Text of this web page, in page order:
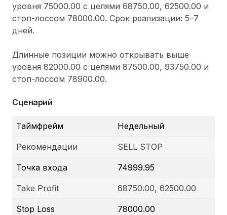
уровня 75000.00 с целями 68750.00, 62500.00 и
стоп-лоссом 78000.00. Срок реализации: 5–7
дней.
Длинные позиции можно открывать выше
уровня 82000.00 с целями 87500.00, 93750.00 и
стоп-лоссом 78900.00.
Сценарий
Таймфрейм Недельный
Рекомендации SELL STOP
Точка входа 74999.95
Take Profit 68750.00, 62500.00
Stop Loss 78000.00